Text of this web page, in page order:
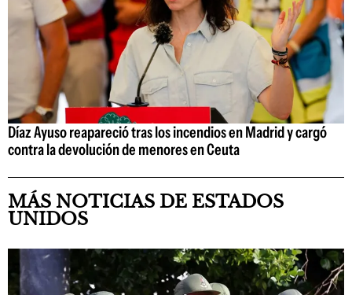
Díaz Ayuso reapareció tras los incendios en Madrid y cargó
contra la devolución de menores en Ceuta
MÁS NOTICIAS DE ESTADOS
UNIDOS